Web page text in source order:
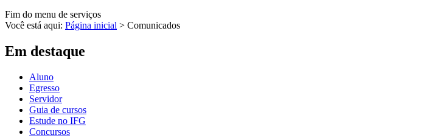
Fim do menu de serviços
Você está aqui: Página inicial > Comunicados
Em destaque
Aluno
Egresso
Servidor
Guia de cursos
Estude no IFG
Concursos